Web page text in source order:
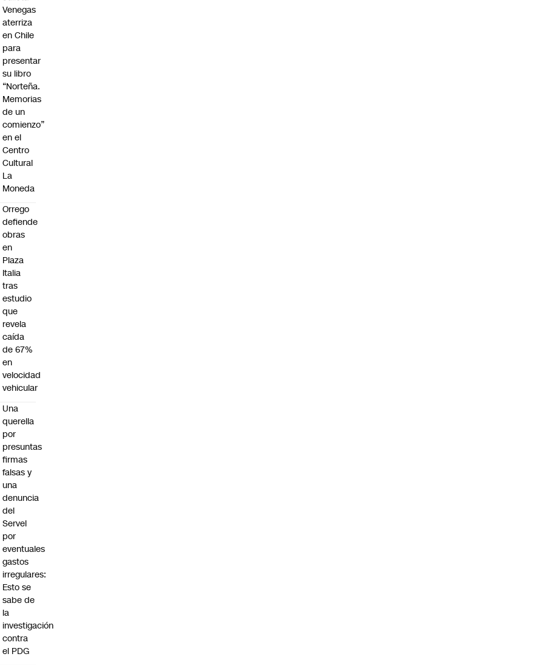
Venegas
aterriza
en Chile
para
presentar
su libro
“Norteña.
Memorias
de un
comienzo”
en el
Centro
Cultural
La
Moneda
Orrego
defiende
obras
en
Plaza
Italia
tras
estudio
que
revela
caída
de 67%
en
velocidad
vehicular
Una
querella
por
presuntas
firmas
falsas y
una
denuncia
del
Servel
por
eventuales
gastos
irregulares:
Esto se
sabe de
la
investigación
contra
el PDG